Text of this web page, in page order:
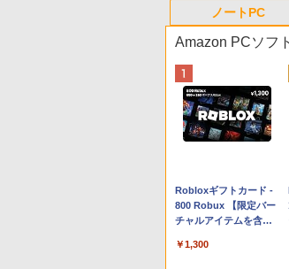
ノートPC
Apple 2026 MacBook
Neo A18 Proチップ搭
載13インチノートブッ
Intelligenceのために設
￥137,800
Amazon PCソフ
Robloxギフトカード -
800 Robux 【限定バー
チャルアイテムを含
ムコード】 ロブロック
￥1,300